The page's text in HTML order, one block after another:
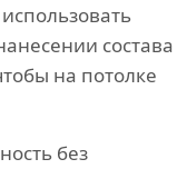
состава
на потолке
без